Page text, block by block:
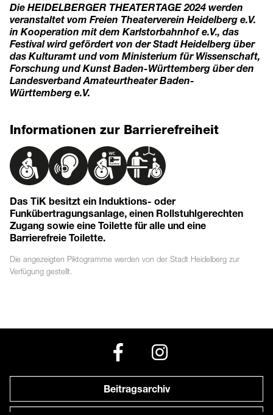
Die HEIDELBERGER THEATERTAGE 2024 werden
veranstaltet vom Freien Theaterverein Heidelberg e.V.
in Kooperation mit dem Karlstorbahnhof e.V., das
Festival wird gefördert von der Stadt Heidelberg über
das Kulturamt und vom Ministerium für Wissenschaft,
Forschung und Kunst Baden-Württemberg über den
Landesverband Amateurtheater Baden-
Württemberg e.V.
Informationen zur Barrierefreiheit
Das TiK besitzt ein Induktions- oder
Funkübertragungsanlage, einen Rollstuhlgerechten
Zugang sowie eine Toilette für alle und eine
Barrierefreie Toilette.
Die angezeigten Piktogramme werden von der Stadt Heidelberg zur
Verfügung gestellt.
Beitragsarchiv